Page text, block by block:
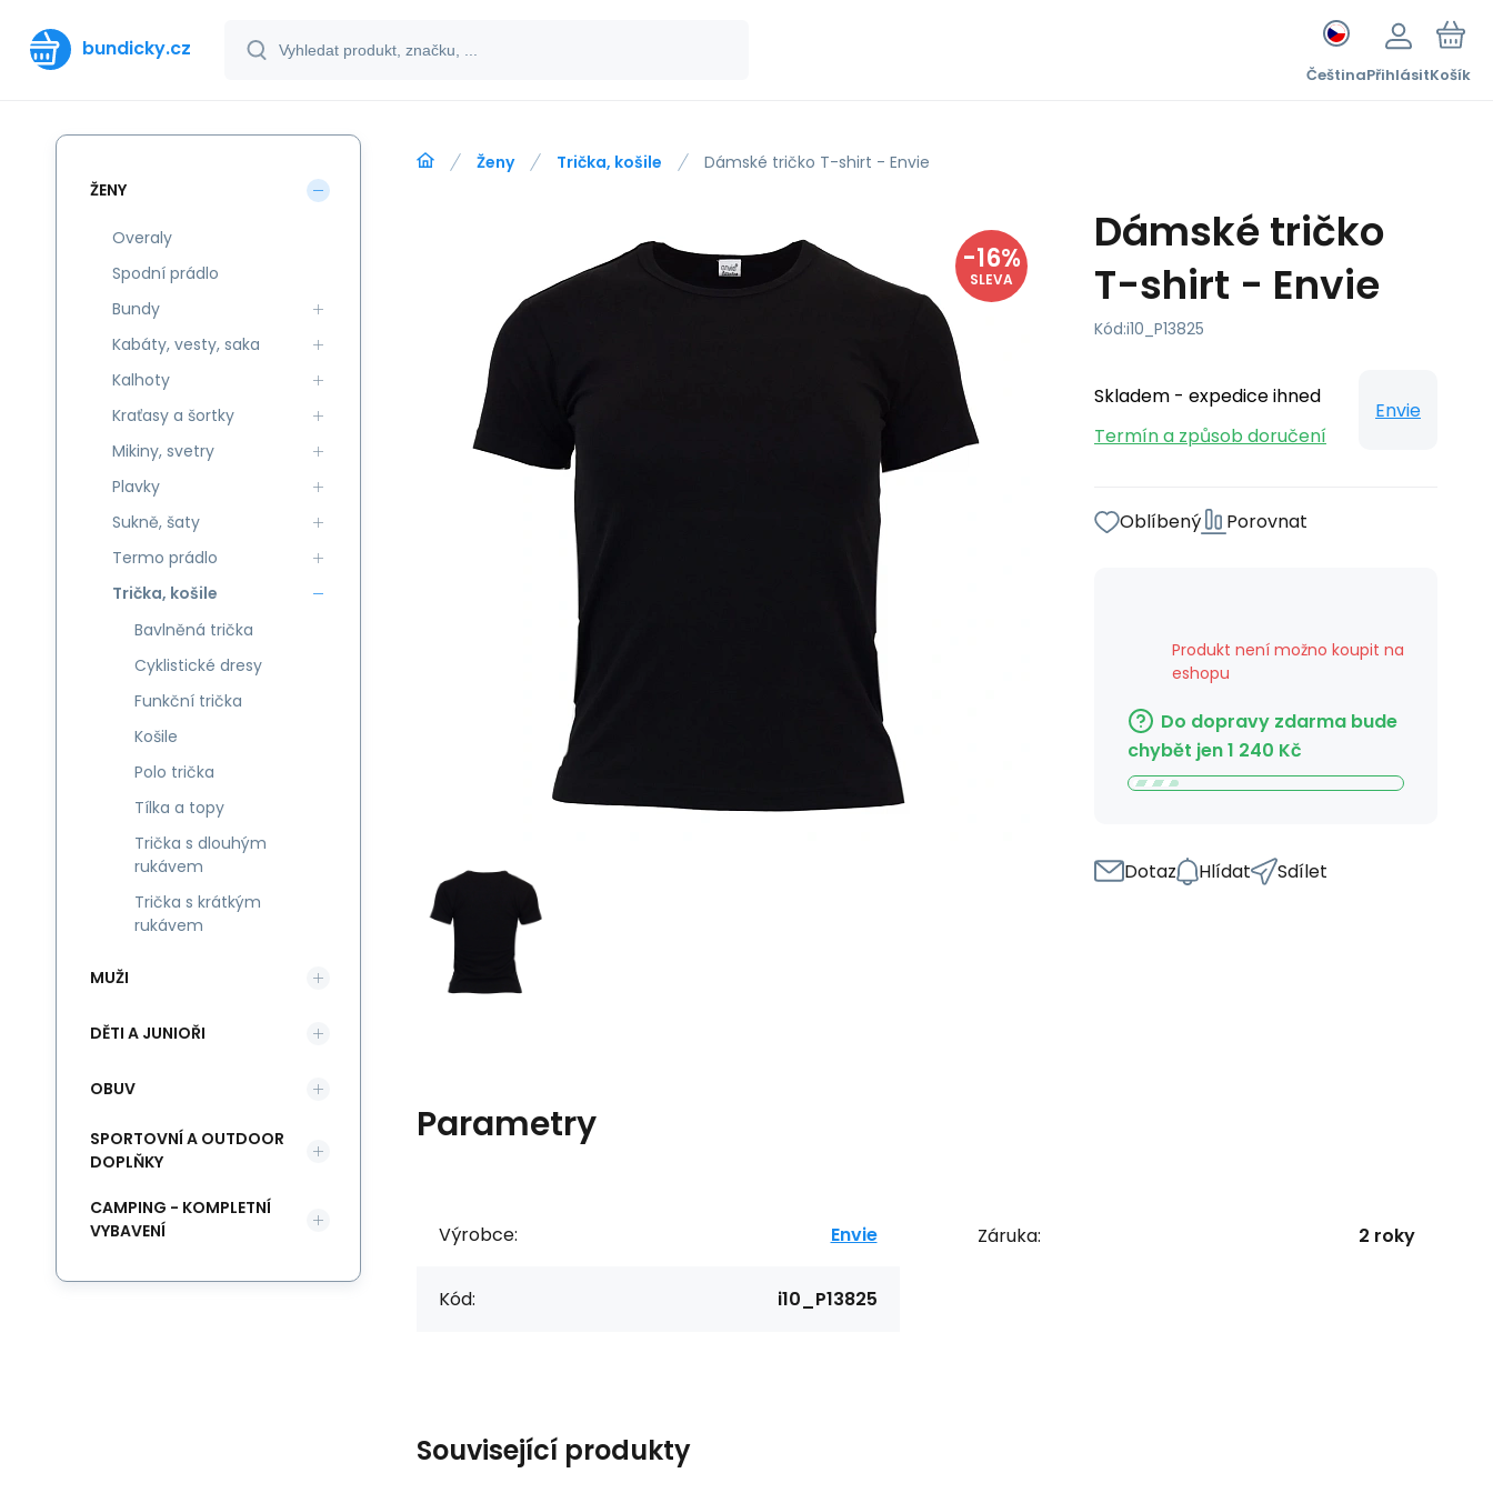
bundicky.cz
ČeštinaPřihlásitKošík
Ženy Trička, košile Dámské tričko T-shirt - Envie
-16%
SLEVA
Dámské tričko
T-shirt - Envie
Kód:i10_P13825
Skladem - expedice ihned
Termín a způsob doručení
Envie
Oblíbený Porovnat
Produkt není možno koupit na
eshopu
Do dopravy zdarma bude
chybět jen1 240 Kč
Dotaz Hlídat Sdílet
Parametry
Výrobce: Envie
Kód: i10_P13825
Záruka: 2 roky
Související produkty
ŽENY
Overaly
Spodní prádlo
Bundy
Kabáty, vesty, saka
Kalhoty
Kraťasy a šortky
Mikiny, svetry
Plavky
Sukně, šaty
Termo prádlo
Trička, košile
Bavlněná trička
Cyklistické dresy
Funkční trička
Košile
Polo trička
Tílka a topy
Trička s dlouhým
rukávem
Trička s krátkým
rukávem
MUŽI
DĚTI A JUNIOŘI
OBUV
SPORTOVNÍ A OUTDOOR
DOPLŇKY
CAMPING - KOMPLETNÍ
VYBAVENÍ